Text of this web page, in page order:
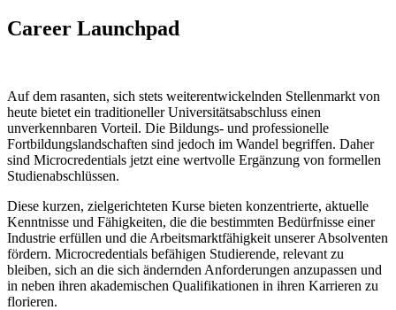
Career Launchpad
Auf dem rasanten, sich stets weiterentwickelnden Stellenmarkt von
heute bietet ein traditioneller Universitätsabschluss einen
unverkennbaren Vorteil. Die Bildungs- und professionelle
Fortbildungslandschaften sind jedoch im Wandel begriffen. Daher
sind Microcredentials jetzt eine wertvolle Ergänzung von formellen
Studienabschlüssen.
Diese kurzen, zielgerichteten Kurse bieten konzentrierte, aktuelle
Kenntnisse und Fähigkeiten, die die bestimmten Bedürfnisse einer
Industrie erfüllen und die Arbeitsmarktfähigkeit unserer Absolventen
fördern. Microcredentials befähigen Studierende, relevant zu
bleiben, sich an die sich ändernden Anforderungen anzupassen und
in neben ihren akademischen Qualifikationen in ihren Karrieren zu
florieren.